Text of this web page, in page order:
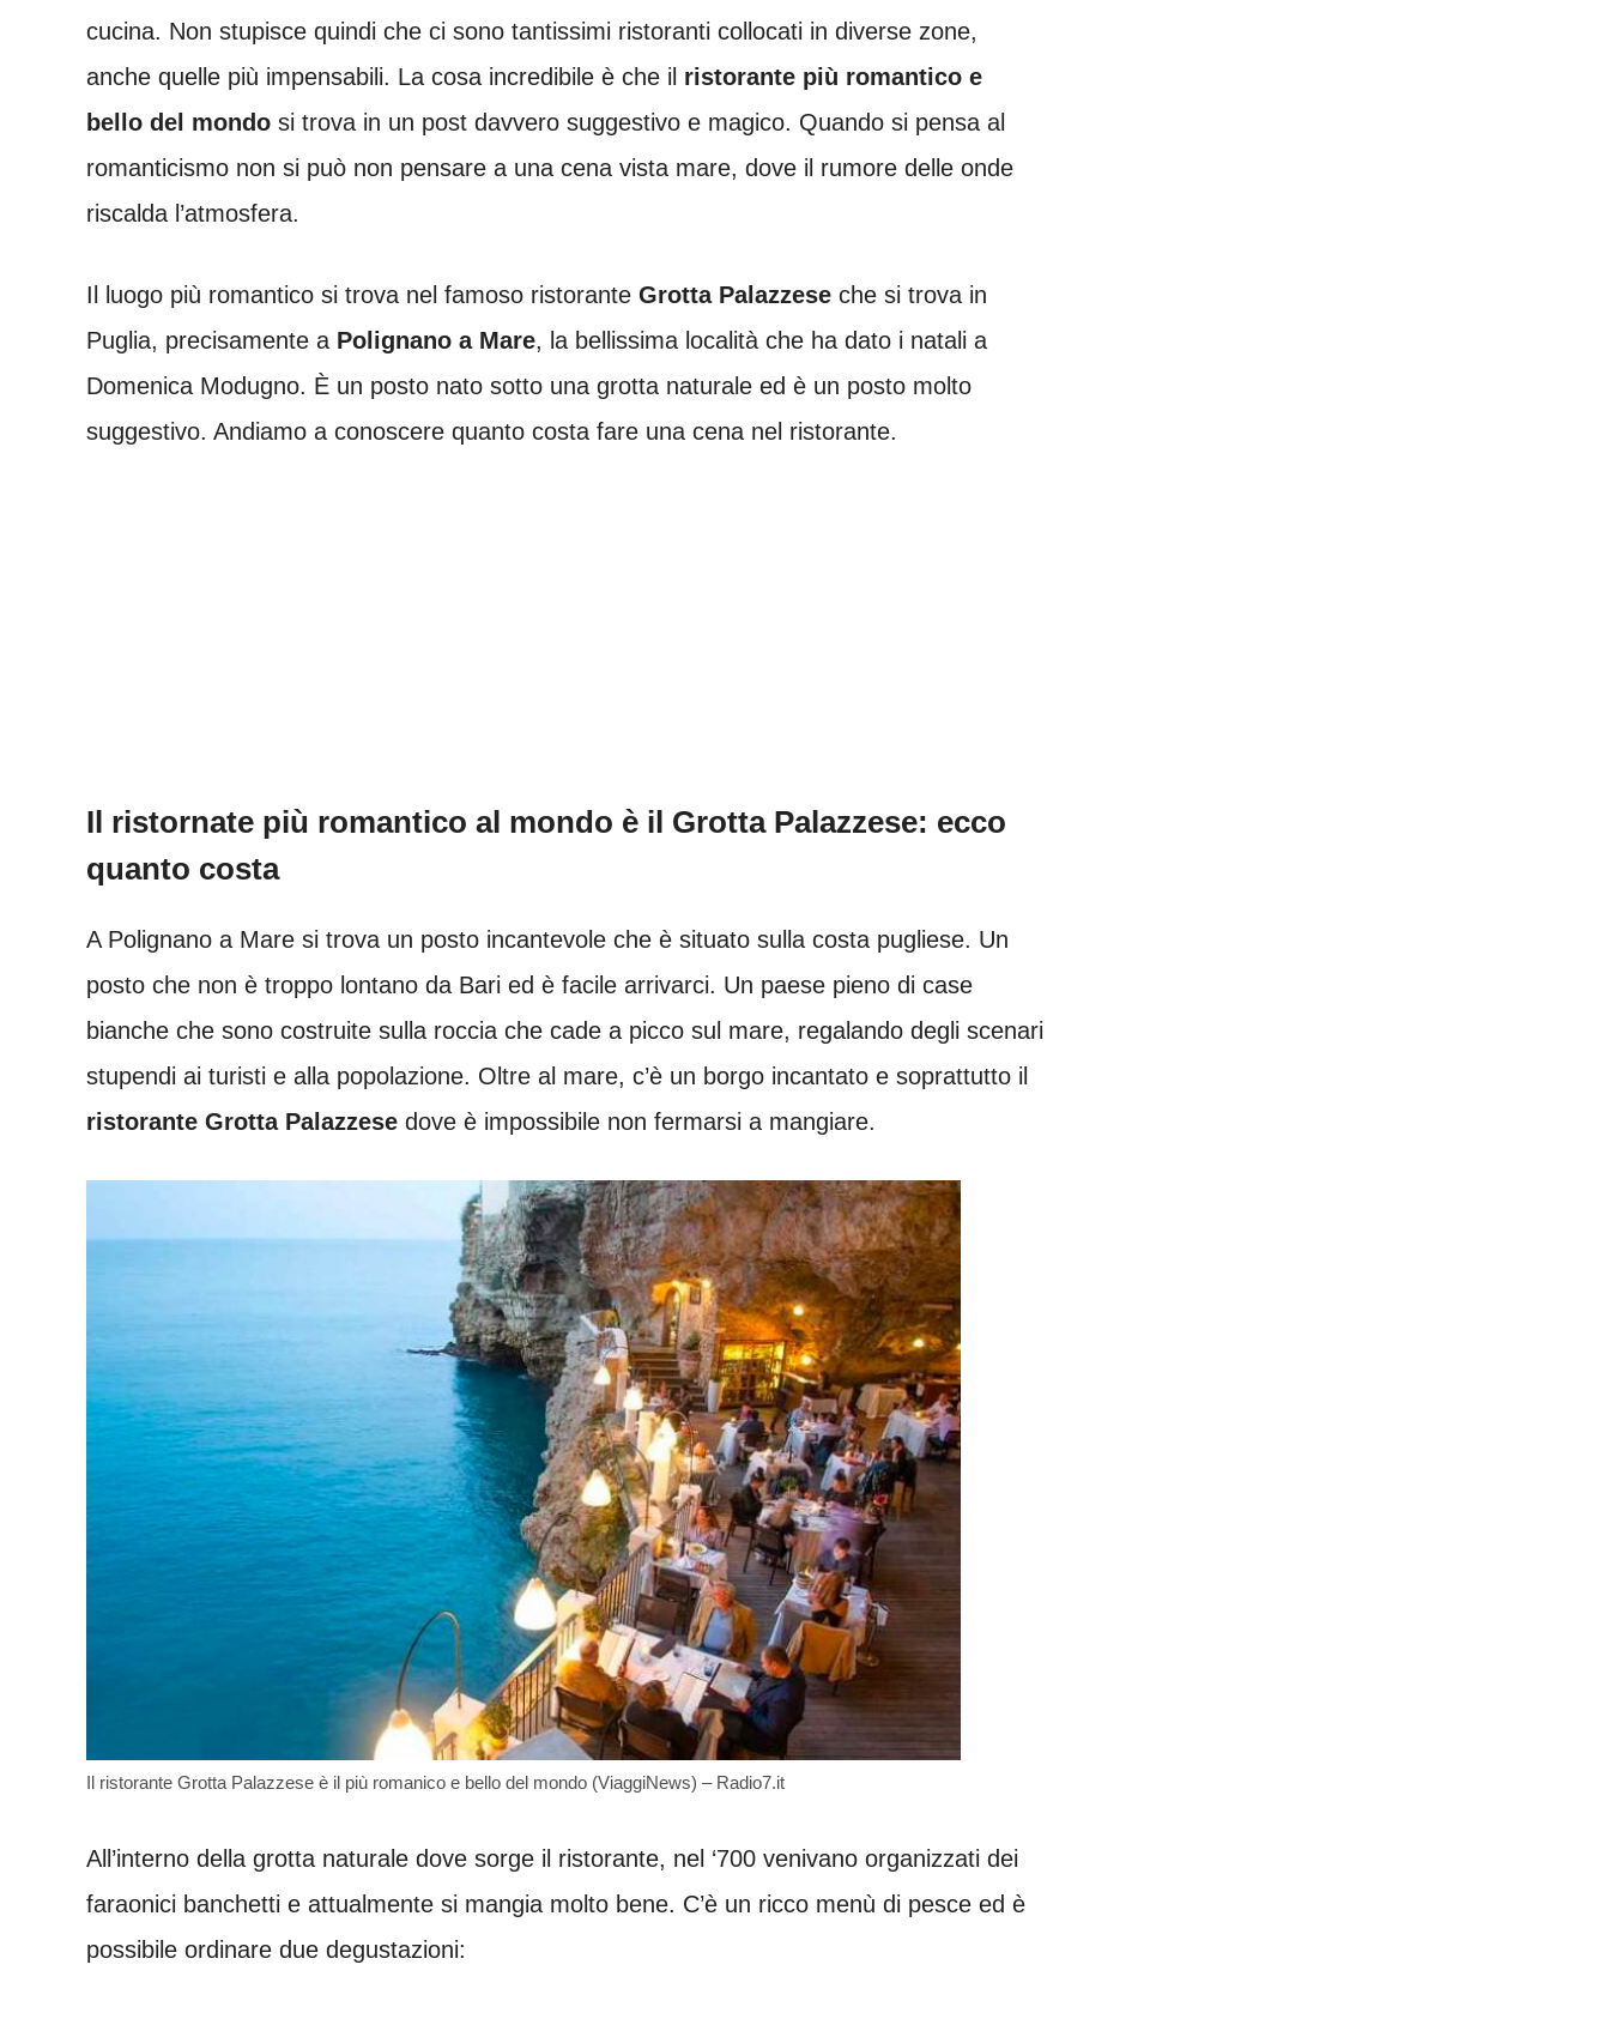
cucina. Non stupisce quindi che ci sono tantissimi ristoranti collocati in diverse zone,
anche quelle più impensabili. La cosa incredibile è che il ristorante più romantico e
bello del mondo si trova in un post davvero suggestivo e magico. Quando si pensa al
romanticismo non si può non pensare a una cena vista mare, dove il rumore delle onde
riscalda l’atmosfera.
Il luogo più romantico si trova nel famoso ristorante Grotta Palazzese che si trova in
Puglia, precisamente a Polignano a Mare, la bellissima località che ha dato i natali a
Domenica Modugno. È un posto nato sotto una grotta naturale ed è un posto molto
suggestivo. Andiamo a conoscere quanto costa fare una cena nel ristorante.
Il ristornate più romantico al mondo è il Grotta Palazzese: ecco
quanto costa
A Polignano a Mare si trova un posto incantevole che è situato sulla costa pugliese. Un
posto che non è troppo lontano da Bari ed è facile arrivarci. Un paese pieno di case
bianche che sono costruite sulla roccia che cade a picco sul mare, regalando degli scenari
stupendi ai turisti e alla popolazione. Oltre al mare, c’è un borgo incantato e soprattutto il
ristorante Grotta Palazzese dove è impossibile non fermarsi a mangiare.
Il ristorante Grotta Palazzese è il più romanico e bello del mondo (ViaggiNews) – Radio7.it
All’interno della grotta naturale dove sorge il ristorante, nel ‘700 venivano organizzati dei
faraonici banchetti e attualmente si mangia molto bene. C’è un ricco menù di pesce ed è
possibile ordinare due degustazioni: